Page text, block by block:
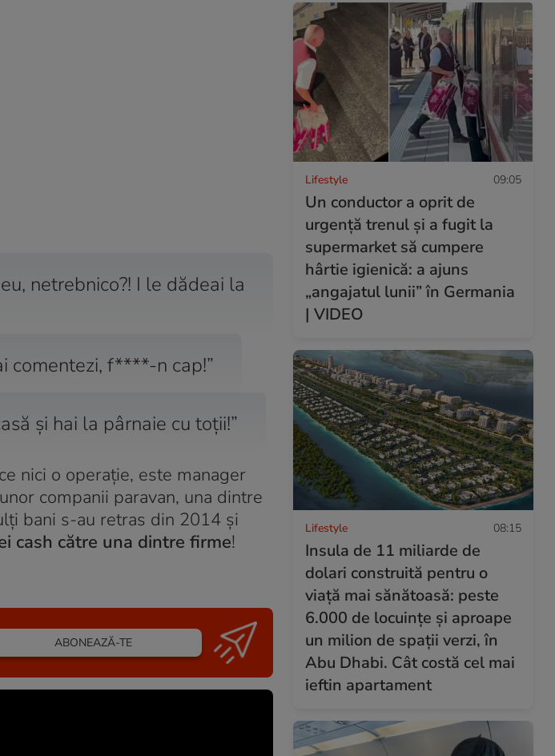
netrebnico?! I le dădeai la
comentezi, f****-n cap!”
și hai la pârnaie cu toții!”
nici o operație, este manager
companii paravan, una dintre
bani s-au retras din 2014 și
cash către una dintre firme!
ABONEAZĂ-TE
Lifestyle 09:05
Un conductor a oprit de
urgență trenul și a fugit la
supermarket să cumpere
hârtie igienică: a ajuns
„angajatul lunii” în Germania
| VIDEO
Lifestyle 08:15
Insula de 11 miliarde de
dolari construită pentru o
viață mai sănătoasă: peste
6.000 de locuințe și aproape
un milion de spații verzi, în
Abu Dhabi. Cât costă cel mai
ieftin apartament